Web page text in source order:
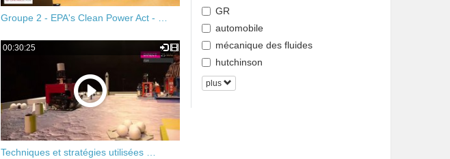
Groupe 2 - EPA's Clean Power Act - …
00:30:25
Techniques et stratégies utilisées …
GR
automobile
mécanique des fluides
hutchinson
plus